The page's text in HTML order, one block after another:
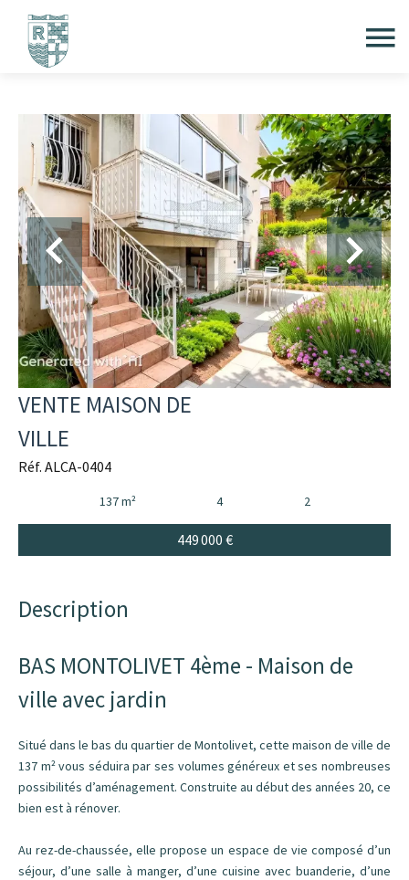
VENTE MAISON DE
VILLE
Réf. ALCA-0404
137 m² 4 2
449 000 €
Description
BAS MONTOLIVET 4ème - Maison de
ville avec jardin
Situé dans le bas du quartier de Montolivet, cette maison de ville de
137 m² vous séduira par ses volumes généreux et ses nombreuses
possibilités d’aménagement. Construite au début des années 20, ce
bien est à rénover.
Au rez-de-chaussée, elle propose un espace de vie composé d’un
séjour, d’une salle à manger, d’une cuisine avec buanderie, d’une